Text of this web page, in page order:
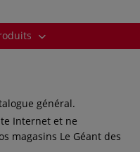
général.
Internet et ne
magasins Le Géant des